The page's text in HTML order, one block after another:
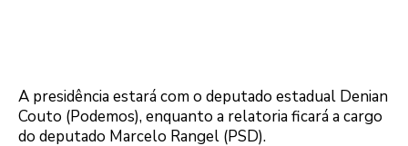
A presidência estará com o deputado estadual Denian
Couto (Podemos), enquanto a relatoria ficará a cargo
do deputado Marcelo Rangel (PSD).